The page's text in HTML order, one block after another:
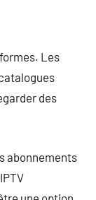
Les
des
abonnements